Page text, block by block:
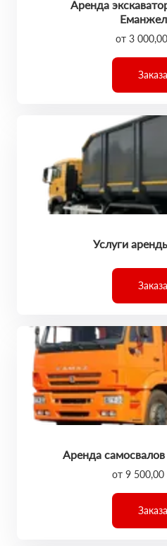
Аренда
от 3
Услуги
Аренда
от 9